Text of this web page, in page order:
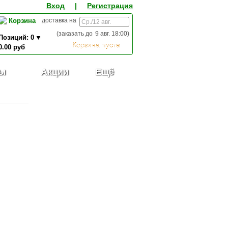
Вход | Регистрация
Корзина
Корзина пуста
доставка на
)
9 авг. 18:00
(заказать до
0
руб
0,00
Акции Ещё